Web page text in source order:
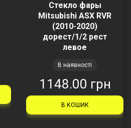
Стекло фары
Mitsubishi ASX RVR
(2010-2020)
дорест/1/2 рест
левое
В наявності
1148.00 грн
В КОШИК